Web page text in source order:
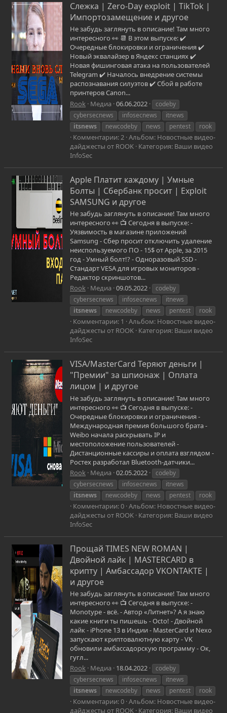
Слежка | Zero-Day exploit | TikTok |
Импортозамещение и другое
Не забудь заглянуть в описание! Там много
интересного 👀 📆 В этом выпуске: ✔️
Очередные блокировки и ограничения ✔️
Новый эквалайзер в Яндекс станциях ✔️
Новая фишинговая атака на пользователей
Telegram ✔️ Началось внедрение системы
распознавания силуэтов ✔️ Сбой в работе
принтеров Canon...
Rook
Медиа 06.06.2022
codeby
cybersecnews
infosecnews
itnews
itsnews
newcodeby news pentest rook
Комментарии: 2 Альбом: Новостные видео-
дайджесты от ROOK Категория: Ваши видео
InfoSec
Apple Платит каждому | Умные
Болты | Сбербанк просит | Exploit
SAMSUNG и другое
Не забудь заглянуть в описание! Там много
интересного 👀 📺 Сегодня в выпуске: -
Уязвимость в магазине приложений
Samsung - Сбер просит отключить удаление
неиспользуемого ПО - 15$ от Apple, за 2015
год - Умный болт!? - Одноразовый SSD -
Стандарт VESA для игровых мониторов -
Редактор скриншотов...
Rook Медиа 09.05.2022
codeby
cybersecnews
infosecnews
itnews
itsnews
newcodeby news pentest rook
Комментарии: 1
Альбом: Новостные видео-
дайджесты от ROOK Категория: Ваши видео
InfoSec
VISA/MasterCard Теряют деньги |
"Премии" за шпионаж | Оплата
лицом | и другое
Не забудь заглянуть в описание! Там много
интересного 👀 📺 Сегодня в выпуске: -
Очередные блокировки и ограничения -
Международная премия большого брата -
Weibo начала раскрывать IP и
местоположение пользователей -
Дистанционные кассиры и оплата взглядом -
Ростех разработал Bluetooth-датчики...
Rook Медиа 02.05.2022
codeby
cybersecnews
infosecnews
itnews
itsnews
newcodeby news pentest rook
Комментарии: 0 Альбом: Новостные видео-
дайджесты от ROOK Категория: Ваши видео
InfoSec
Прощай TIMES NEW ROMAN |
Двойной лайк | MASTERCARD в
крипту | Aмбассадор VKONTAKTE |
и другое
Не забудь заглянуть в описание! Там много
интересного 👀 📺 Сегодня в выпуске: -
Monotype - всё. - Автор «Литнет»? А я знаю
какие книги ты пишешь - Octo! - Двойной
лайк - iPhone 13 в Индии - MasterCard и Nexo
запускают криптовалютную карту - VK
обновили амбассадорскую программу - Ок,
гугл...
Rook Медиа 18.04.2022
codeby
cybersecnews
infosecnews
itnews
itsnews
newcodeby news pentest rook
Комментарии: 0 Альбом: Новостные видео-
дайджесты от ROOK Категория: Ваши видео